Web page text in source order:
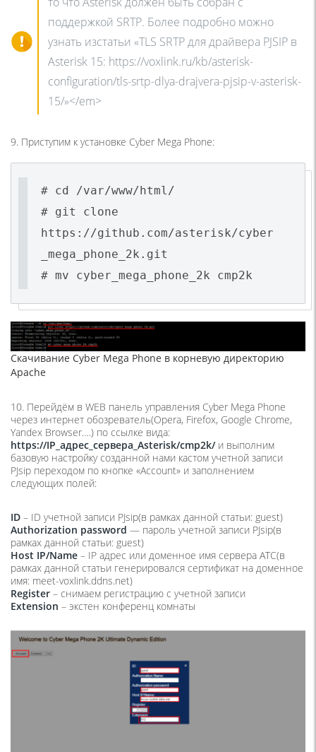
поддержкой SRTP. Более подробно можно
узнать изстатьи «TLS SRTP для драйвера PJSIP в
Asterisk 15: https://voxlink.ru/kb/asterisk-
configuration/tls-srtp-dlya-drajvera-pjsip-v-asterisk-
15/»</em>
9. Приступим к установке Cyber Mega Phone:
# cd /var/www/html/
# git clone
https://github.com/asterisk/cyber
_mega_phone_2k.git
# mv cyber_mega_phone_2k cmp2k
Скачивание Cyber Mega Phone в корневую директорию
Apache
10. Перейдём в WEB панель управления Cyber Mega Phone
через интернет обозреватель(Opera, Firefox, Google Chrome,
Yandex Browser….) по ссылке вида:
https://IP_адрес_сервера_Asterisk/cmp2k/и выполним
базовую настройку созданной нами кастом учетной записи
PJsip переходом по кнопке «Account» и заполнением
следующих полей:
ID – ID учетной записи PJsip(в рамках данной статьи: guest)
Authorization password — пароль учетной записи PJsip(в
рамках данной статьи: guest)
Host IP/Name – IP адрес или доменное имя сервера АТС(в
рамках данной статьи генерировался сертификат на доменное
имя: meet-voxlink.ddns.net)
Register – снимаем регистрацию с учетной записи
Extension – экстен конференц комнаты